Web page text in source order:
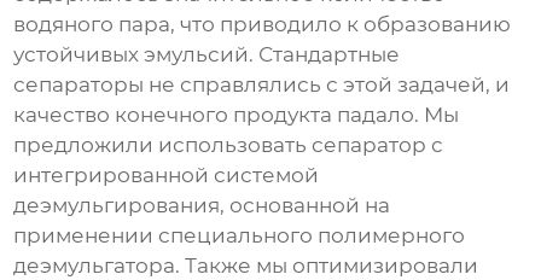
водяного пара, что приводило к образованию
устойчивых эмульсий. Стандартные
сепараторы не справлялись с этой задачей, и
качество конечного продукта падало. Мы
предложили использовать сепаратор с
интегрированной системой
деэмульгирования, основанной на
применении специального полимерного
деэмульгатора. Также мы оптимизировали